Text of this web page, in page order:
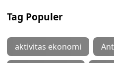
Tag Populer
aktivitas ekonomi